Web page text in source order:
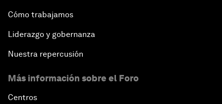
Cómo trabajamos
Liderazgo y gobernanza
Nuestra repercusión
Más información sobre el Foro
Centros